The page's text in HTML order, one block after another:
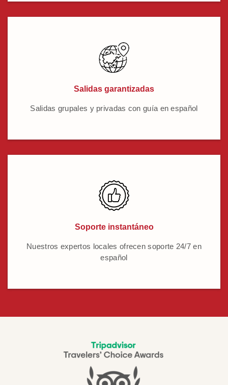
Salidas garantizadas
Salidas grupales y privadas con guía en español
Soporte instantáneo
Nuestros expertos locales ofrecen soporte 24/7 en
español